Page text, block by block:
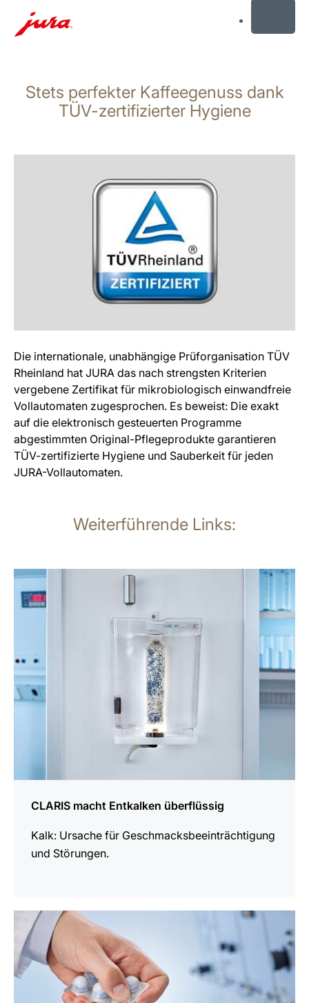
wechselnStets perfekter Kaffeegenuss dank
TÜV-zertifizierter Hygiene
Die internationale, unabhängige Prüforganisation TÜV
Rheinland hat JURA das nach strengsten Kriterien
vergebene Zertifikat für mikrobiologisch einwandfreie
Vollautomaten zugesprochen. Es beweist: Die exakt
auf die elektronisch gesteuerten Programme
abgestimmten Original-Pflegeprodukte garantieren
TÜV-zertifizierte Hygiene und Sauberkeit für jeden
JURA-Vollautomaten.
Weiterführende Links:
CLARIS macht Entkalken überflüssig
Kalk: Ursache für Geschmacks­be­ein­trächtigung
und Störungen.
mehr
erfahren
mehr
erfahren